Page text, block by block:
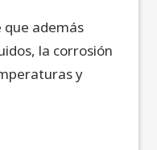
que además
la corrosión
y